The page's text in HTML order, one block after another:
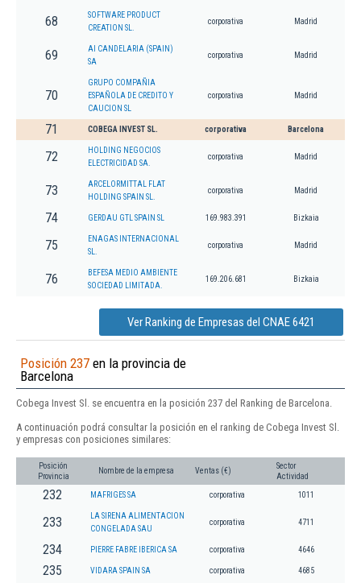
68
SOFTWARE PRODUCT
CREATION SL.
corporativa Madrid
69
AI CANDELARIA (SPAIN)
SA
corporativa Madrid
70
GRUPO COMPAÑIA
ESPAÑOLA DE CREDITO Y
CAUCION SL
corporativa Madrid
71 COBEGA INVEST SL. corporativa Barcelona
72
HOLDING NEGOCIOS
ELECTRICIDAD SA.
corporativa Madrid
73
ARCELORMITTAL FLAT
HOLDING SPAIN SL.
corporativa Madrid
74 GERDAU GTL SPAIN SL 169.983.391 Bizkaia
75
ENAGAS INTERNACIONAL
SL.
corporativa Madrid
76
BEFESA MEDIO AMBIENTE
SOCIEDAD LIMITADA.
169.206.681 Bizkaia
Ver Ranking de Empresas del CNAE 6421
Posición 237 en la provincia de
Barcelona
Cobega Invest Sl. se encuentra en la posición 237 del Ranking de Barcelona.
A continuación podrá consultar la posición en el ranking de Cobega Invest Sl.
y empresas con posiciones similares:
Posición
Provincia
Nombre de la empresa Ventas (€)
Sector
Actividad
232 MAFRIGES SA corporativa 1011
233
LA SIRENA ALIMENTACION
CONGELADA SAU
corporativa 4711
234 PIERRE FABRE IBERICA SA corporativa 4646
235 VIDARA SPAIN SA corporativa 4685